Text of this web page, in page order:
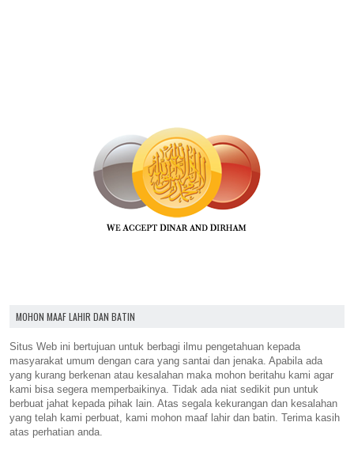
MOHON MAAF LAHIR DAN BATIN
Situs Web ini bertujuan untuk berbagi ilmu pengetahuan kepada
masyarakat umum dengan cara yang santai dan jenaka. Apabila ada
yang kurang berkenan atau kesalahan maka mohon beritahu kami agar
kami bisa segera memperbaikinya. Tidak ada niat sedikit pun untuk
berbuat jahat kepada pihak lain. Atas segala kekurangan dan kesalahan
yang telah kami perbuat, kami mohon maaf lahir dan batin. Terima kasih
atas perhatian anda.